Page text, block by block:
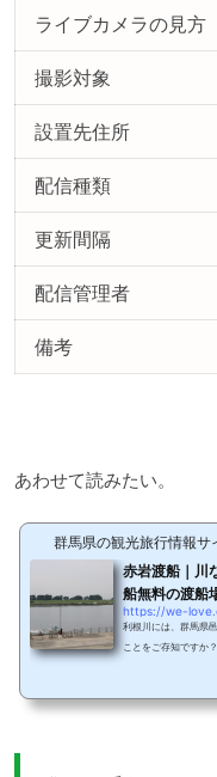
ライブカメラの見方
撮影対象
設置先住所
配信種類
更新間隔
配信管理者
備考
あわせて読みたい。
群馬県の観光旅行情報サ
赤岩渡船｜川
船無料の渡船
https://we-
利根川には、群馬県
ことをご存知ですか
今回は赤岩渡船をご